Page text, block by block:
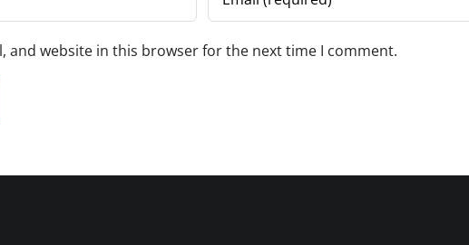
and website in this browser for the next time I comment.